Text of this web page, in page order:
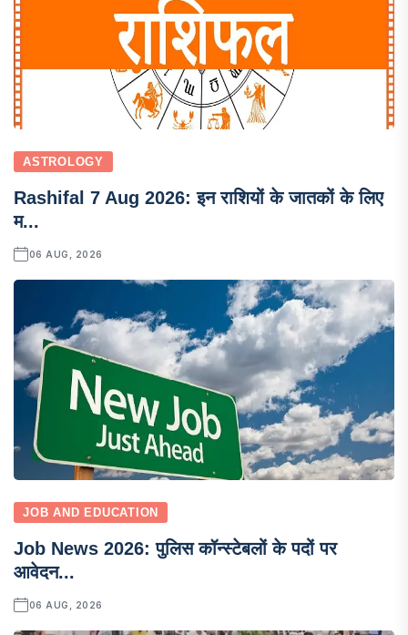
ASTROLOGY
Rashifal 7 Aug 2026: इन राशियों के जातकों के लिए
म...
06 AUG, 2026
JOB AND EDUCATION
Job News 2026: पुलिस कॉन्स्टेबलों के पदों पर
आवेदन...
06 AUG, 2026